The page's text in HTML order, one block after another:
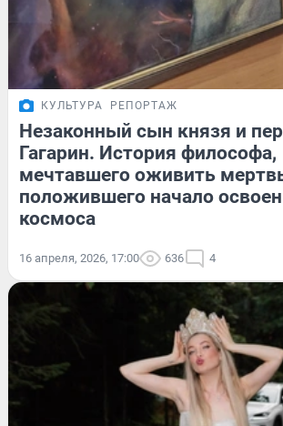
КУЛЬТУРА РЕПОРТАЖ
Незаконный сын князя и
Гагарин. История философа,
мечтавшего оживить
положившего начало
космоса
16 апреля, 2026, 17:00 636 4